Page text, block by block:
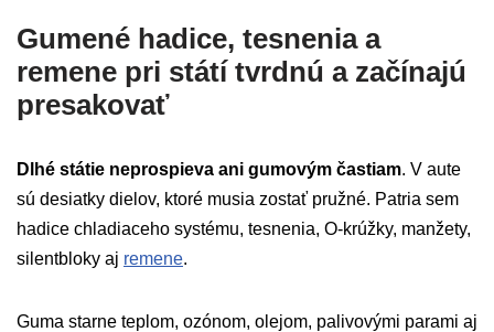
Gumené hadice, tesnenia a
remene pri státí tvrdnú a začínajú
presakovať
Dlhé státie neprospieva ani gumovým častiam. V aute
sú desiatky dielov, ktoré musia zostať pružné. Patria sem
hadice chladiaceho systému, tesnenia, O-krúžky, manžety,
silentbloky aj remene.
Guma starne teplom, ozónom, olejom, palivovými parami aj